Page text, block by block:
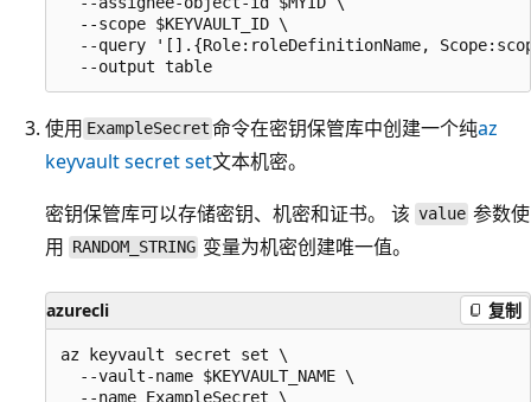
  --scope $KEYVAULT_ID \
--query '[].{Role:roleDefinitionName,
使用 ExampleSecret 命令在密钥保管库中创建一个纯az
keyvault secret set文本机密。
密钥保管库可以存储密钥、机密和证书。 该 value 参数使
用 RANDOM_STRING 变量为机密创建唯一值。
azurecli 复制
az keyvault secret set \
  --vault-name $KEYVAULT_NAME \
  --name ExampleSecret \